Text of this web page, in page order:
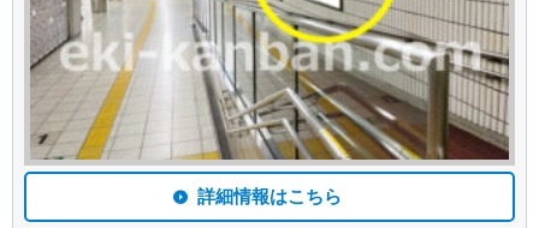
詳細情報はこちら